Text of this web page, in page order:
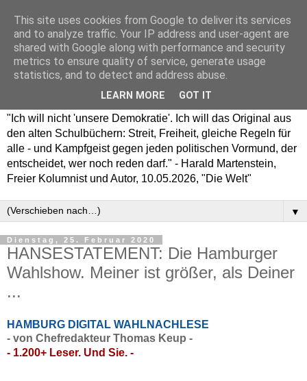
"Ich will nicht 'unsere Demokratie'. Ich will das Original aus
den alten Schulbüchern: Streit, Freiheit, gleiche Regeln für
alle - und Kampfgeist gegen jeden politischen Vormund, der
entscheidet, wer noch reden darf." - Harald Martenstein,
Freier Kolumnist und Autor, 10.05.2026, "Die Welt"
▼
Dienstag, 25. Februar 2020
HANSESTATEMENT: Die Hamburger
Wahlshow. Meiner ist größer, als Deiner
...
HAMBURG DIGITAL WAHLNACHLESE
- von Chefredakteur Thomas Keup -
- 1.200+ Leser. Und Sie. -
This site uses cookies from Google to deliver its services
and to analyze traffic. Your IP address and user-agent are
shared with Google along with performance and security
metrics to ensure quality of service, generate usage
statistics, and to detect and address abuse.
LEARN MORE GOT IT